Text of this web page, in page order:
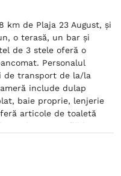
km de Plaja 23 August, și
o terasă, un bar și
de 3 stele oferă o
Personalul
de transport de la/la
include dulap
baie proprie, lenjerie
articole de toaletă
Vila Iris se află la 31
Mihail Kogălniceanu